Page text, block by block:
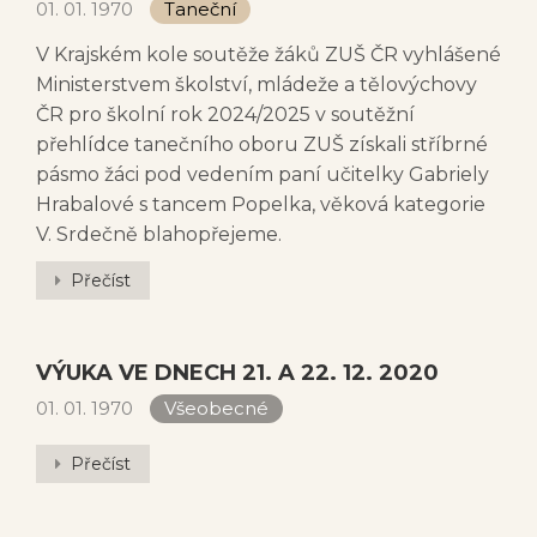
01. 01. 1970
Taneční
V Krajském kole soutěže žáků ZUŠ ČR vyhlášené
Ministerstvem školství, mládeže a tělovýchovy
ČR pro školní rok 2024/2025 v soutěžní
přehlídce tanečního oboru ZUŠ získali stříbrné
pásmo žáci pod vedením paní učitelky Gabriely
Hrabalové s tancem Popelka, věková kategorie
V. Srdečně blahopřejeme.
Přečíst
VÝUKA VE DNECH 21. A 22. 12. 2020
01. 01. 1970 Všeobecné
Přečíst